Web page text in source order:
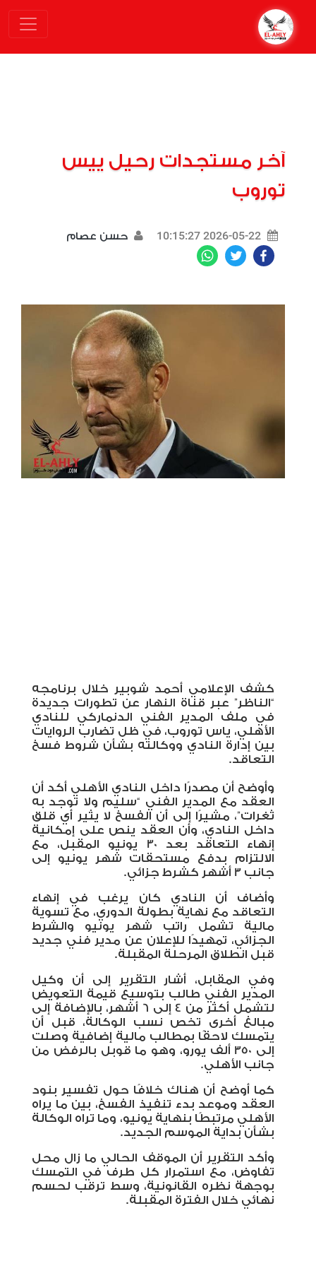
آخر مستجدات رحيل ييس
توروب
2026-05-22 10:15:27 حسن عصام
Facebook
Twitter
كشف الإعلامي أحمد شوبير خلال برنامجه
“الناظر” عبر قناة النهار عن تطورات جديدة
في ملف المدير الفني الدنماركي للنادي
الأهلي، ياس توروب، في ظل تضارب الروايات
بين إدارة النادي ووكالته بشأن شروط فسخ
التعاقد.
وأوضح أن مصدرًا داخل النادي الأهلي أكد أن
العقد مع المدير الفني “سليم ولا توجد به
ثغرات”، مشيرًا إلى أن الفسخ لا يثير أي قلق
داخل النادي، وأن العقد ينص على إمكانية
إنهاء التعاقد بعد 30 يونيو المقبل، مع
الالتزام بدفع مستحقات شهر يونيو إلى
جانب 3 أشهر كشرط جزائي
.
وأضاف أن النادي كان يرغب في إنهاء
التعاقد مع نهاية بطولة الدوري، مع تسوية
مالية تشمل راتب شهر يونيو والشرط
الجزائي، تمهيدًا للإعلان عن مدير فني جديد
قبل انطلاق المرحلة المقبلة.
وفي المقابل، أشار التقرير إلى أن وكيل
المدير الفني طالب بتوسيع قيمة التعويض
لتشمل أكثر من 4 إلى 6 أشهر، بالإضافة إلى
مبالغ أخرى تخص نسب الوكالة، قبل أن
يتمسك لاحقًا بمطالب مالية إضافية وصلت
إلى 350 ألف يورو، وهو ما قوبل بالرفض من
جانب الأهلي.
كما أوضح أن هناك خلافًا حول تفسير بنود
العقد وموعد بدء تنفيذ الفسخ، بين ما يراه
الأهلي مرتبطًا بنهاية يونيو، وما تراه الوكالة
بشأن بداية الموسم الجديد.
وأكد التقرير أن الموقف الحالي ما زال محل
تفاوض، مع استمرار كل طرف في التمسك
بوجهة نظره القانونية، وسط ترقب لحسم
نهائي خلال الفترة المقبلة.